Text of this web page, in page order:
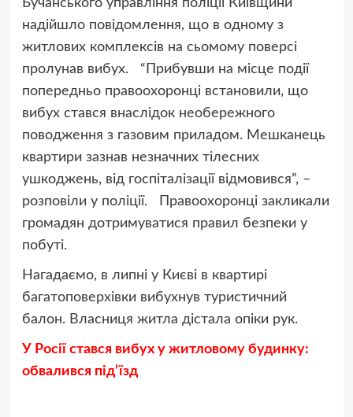
Бучанського управління поліції Київщини
надійшло повідомлення, що в одному з
житлових комплексів на сьомому поверсі
пролунав вибух. “Прибувши на місце події
попередньо правоохоронці встановили, що
вибух стався внаслідок необережного
поводження з газовим приладом. Мешканець
квартири зазнав незначних тілесних
ушкоджень, від госпіталізації відмовився”, –
розповіли у поліції. Правоохоронці закликали
громадян дотримуватися правил безпеки у
побуті.
Нагадаємо, в липні у Києві в квартирі
багатоповерхівки вибухнув туристичний
балон. Власниця житла дістала опіки рук.
У Росії стався вибух у житловому будинку:
обвалився під’їзд